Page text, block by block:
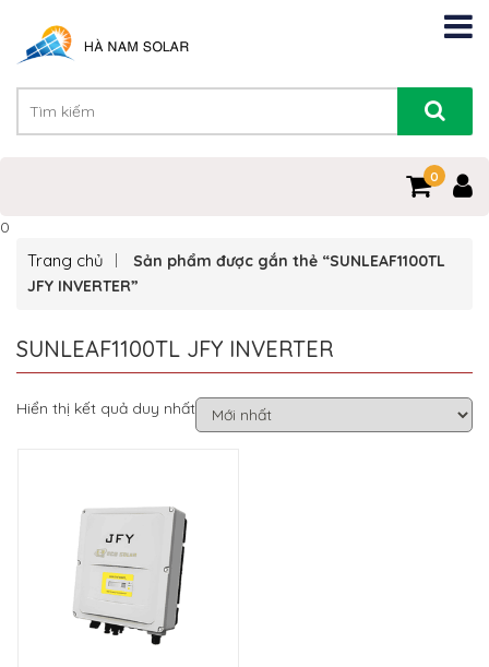
0
0
Trang chủ
Sản phẩm được gắn thẻ “SUNLEAF1100TL
JFY INVERTER”
SUNLEAF1100TL JFY INVERTER
Hiển thị kết quả duy nhất